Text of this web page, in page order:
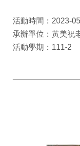
活動時間：2023-
承辦單位：黃美祝
活動學期：111-2